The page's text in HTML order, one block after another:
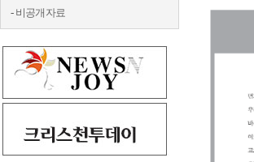
- 비공개자료